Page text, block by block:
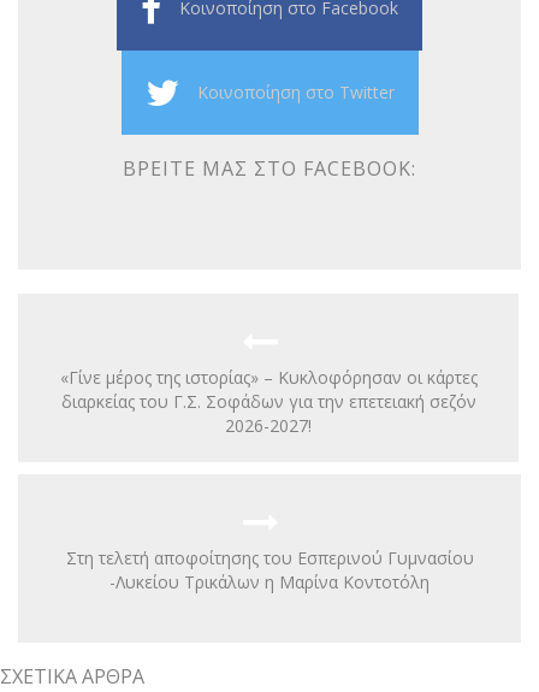
Κοινοποίηση στο Facebook
Κοινοποίηση στο Twitter
ΒΡΕΊΤΕ ΜΑΣ ΣΤΟ FACEBOOK:
«Γίνε μέρος της ιστορίας» – Κυκλοφόρησαν οι κάρτες
διαρκείας του Γ.Σ. Σοφάδων για την επετειακή σεζόν
2026-2027!
Στη τελετή αποφοίτησης του Εσπερινού Γυμνασίου
-Λυκείου Τρικάλων η Μαρίνα Κοντοτόλη
ΣΧΕΤΙΚΆ ΆΡΘΡΑ